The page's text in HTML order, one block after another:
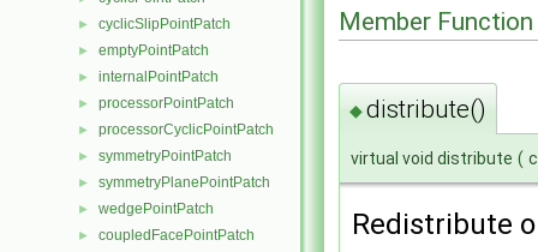
► cyclicSlipPointPatch
► emptyPointPatch
► internalPointPatch
► processorPointPatch
► processorCyclicPointPatch
► symmetryPointPatch
► symmetryPlanePointPatch
► wedgePointPatch
► coupledFacePointPatch
Member
◆distribute()
virtual void distribute (
Redistribute